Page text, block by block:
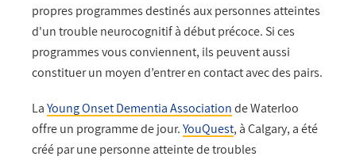
propres programmes destinés aux personnes atteintes
d'un trouble neurocognitif à début précoce. Si ces
programmes vous conviennent, ils peuvent aussi
constituer un moyen d’entrer en contact avec des pairs.
LaYoung Onset Dementia Associationde Waterloo
offre un programme de jour.YouQuest, à Calgary, a été
créé par une personne atteinte de troubles